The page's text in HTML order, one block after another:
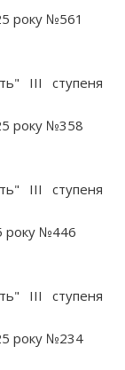
року №561
III ступеня
року №358
III ступеня
року №446
III ступеня
року №234